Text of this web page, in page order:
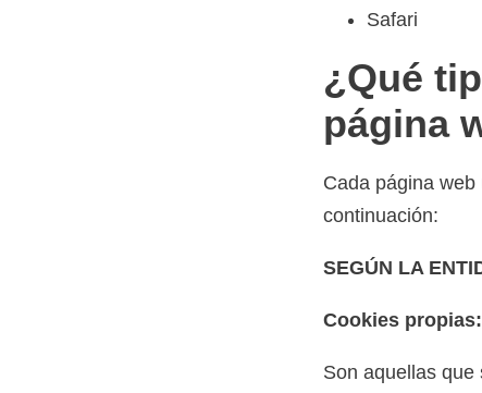
Safari
¿Qué
página
Cada página
continuación:
SEGÚN LA
Cookies propias:
Son aquellas